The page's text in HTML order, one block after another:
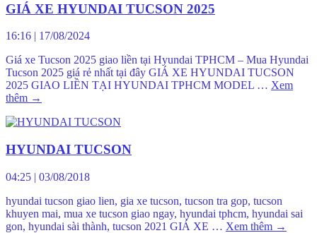
GIÁ XE HYUNDAI TUCSON 2025
16:16 | 17/08/2024
Giá xe Tucson 2025 giao liền tại Hyundai TPHCM – Mua Hyundai
Tucson 2025 giá rẻ nhất tại đây GIÁ XE HYUNDAI TUCSON
2025 GIAO LIỀN TẠI HYUNDAI TPHCM MODEL … Xem
thêm →
HYUNDAI TUCSON
04:25 | 03/08/2018
hyundai tucson giao lien, gia xe tucson, tucson tra gop, tucson
khuyen mai, mua xe tucson giao ngay, hyundai tphcm, hyundai sai
gon, hyundai sài thành, tucson 2021 GIÁ XE … Xem thêm →